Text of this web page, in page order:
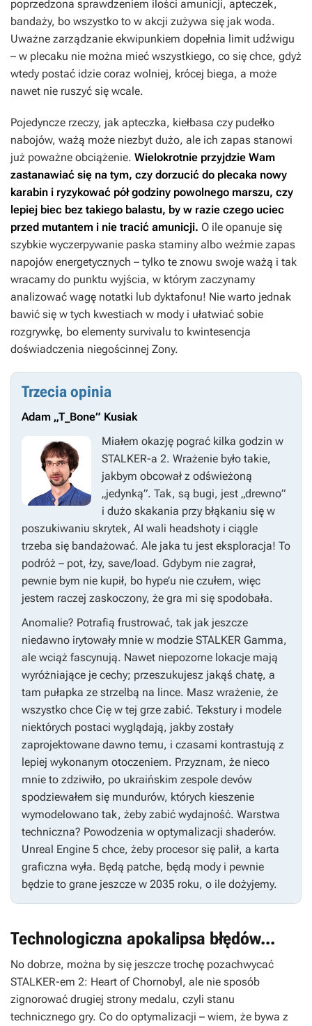
poprzedzona sprawdzeniem ilości amunicji, apteczek,
bandaży, bo wszystko to w akcji zużywa się jak woda.
Uważne zarządzanie ekwipunkiem dopełnia limit udźwigu
– w plecaku nie można mieć wszystkiego, co się chce, gdyż
wtedy postać idzie coraz wolniej, krócej biega, a może
nawet nie ruszyć się wcale.
Pojedyncze rzeczy, jak apteczka, kiełbasa czy pudełko
nabojów, ważą może niezbyt dużo, ale ich zapas stanowi
już poważne obciążenie. Wielokrotnie przyjdzie Wam
zastanawiać się na tym, czy dorzucić do plecaka nowy
karabin i ryzykować pół godziny powolnego marszu, czy
lepiej biec bez takiego balastu, by w razie czego uciec
przed mutantem i nie tracić amunicji. O ile opanuje się
szybkie wyczerpywanie paska staminy albo weźmie zapas
napojów energetycznych – tylko te znowu swoje ważą i tak
wracamy do punktu wyjścia, w którym zaczynamy
analizować wagę notatki lub dyktafonu! Nie warto jednak
bawić się w tych kwestiach w mody i ułatwiać sobie
rozgrywkę, bo elementy survivalu to kwintesencja
doświadczenia niegościnnej Zony.
Trzecia opinia
Adam „T_Bone” Kusiak
Miałem okazję pograć kilka godzin w
STALKER-a 2. Wrażenie było takie,
jakbym obcował z odświeżoną
„jedynką”. Tak, są bugi, jest „drewno”
i dużo skakania przy błąkaniu się w
poszukiwaniu skrytek, AI wali headshoty i ciągle
trzeba się bandażować. Ale jaka tu jest eksploracja! To
podróż – pot, łzy, save/load. Gdybym nie zagrał,
pewnie bym nie kupił, bo hype’u nie czułem, więc
jestem raczej zaskoczony, że gra mi się spodobała.
Anomalie? Potrafią frustrować, tak jak jeszcze
niedawno irytowały mnie w modzie STALKER Gamma,
ale wciąż fascynują. Nawet niepozorne lokacje mają
wyróżniające je cechy; przeszukujesz jakąś chatę, a
tam pułapka ze strzelbą na lince. Masz wrażenie, że
wszystko chce Cię w tej grze zabić. Tekstury i modele
niektórych postaci wyglądają, jakby zostały
zaprojektowane dawno temu, i czasami kontrastują z
lepiej wykonanym otoczeniem. Przyznam, że nieco
mnie to zdziwiło, po ukraińskim zespole devów
spodziewałem się mundurów, których kieszenie
wymodelowano tak, żeby zabić wydajność. Warstwa
techniczna? Powodzenia w optymalizacji shaderów.
Unreal Engine 5 chce, żeby procesor się palił, a karta
graficzna wyła. Będą patche, będą mody i pewnie
będzie to grane jeszcze w 2035 roku, o ile dożyjemy.
Technologiczna apokalipsa błędów...
No dobrze, można by się jeszcze trochę pozachwycać
STALKER-em 2: Heart of Chornobyl, ale nie sposób
zignorować drugiej strony medalu, czyli stanu
technicznego gry. Co do optymalizacji – wiem, że bywa z